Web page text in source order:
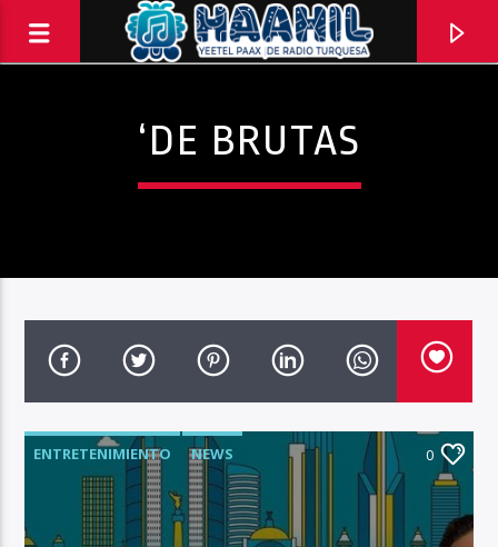
INFORMATIVO TURQUESA – 1RA EMISIÓN
6:30 AM 8:30 AM
‘DE BRUTAS
ENTRETENIMIENTO NEWS 0